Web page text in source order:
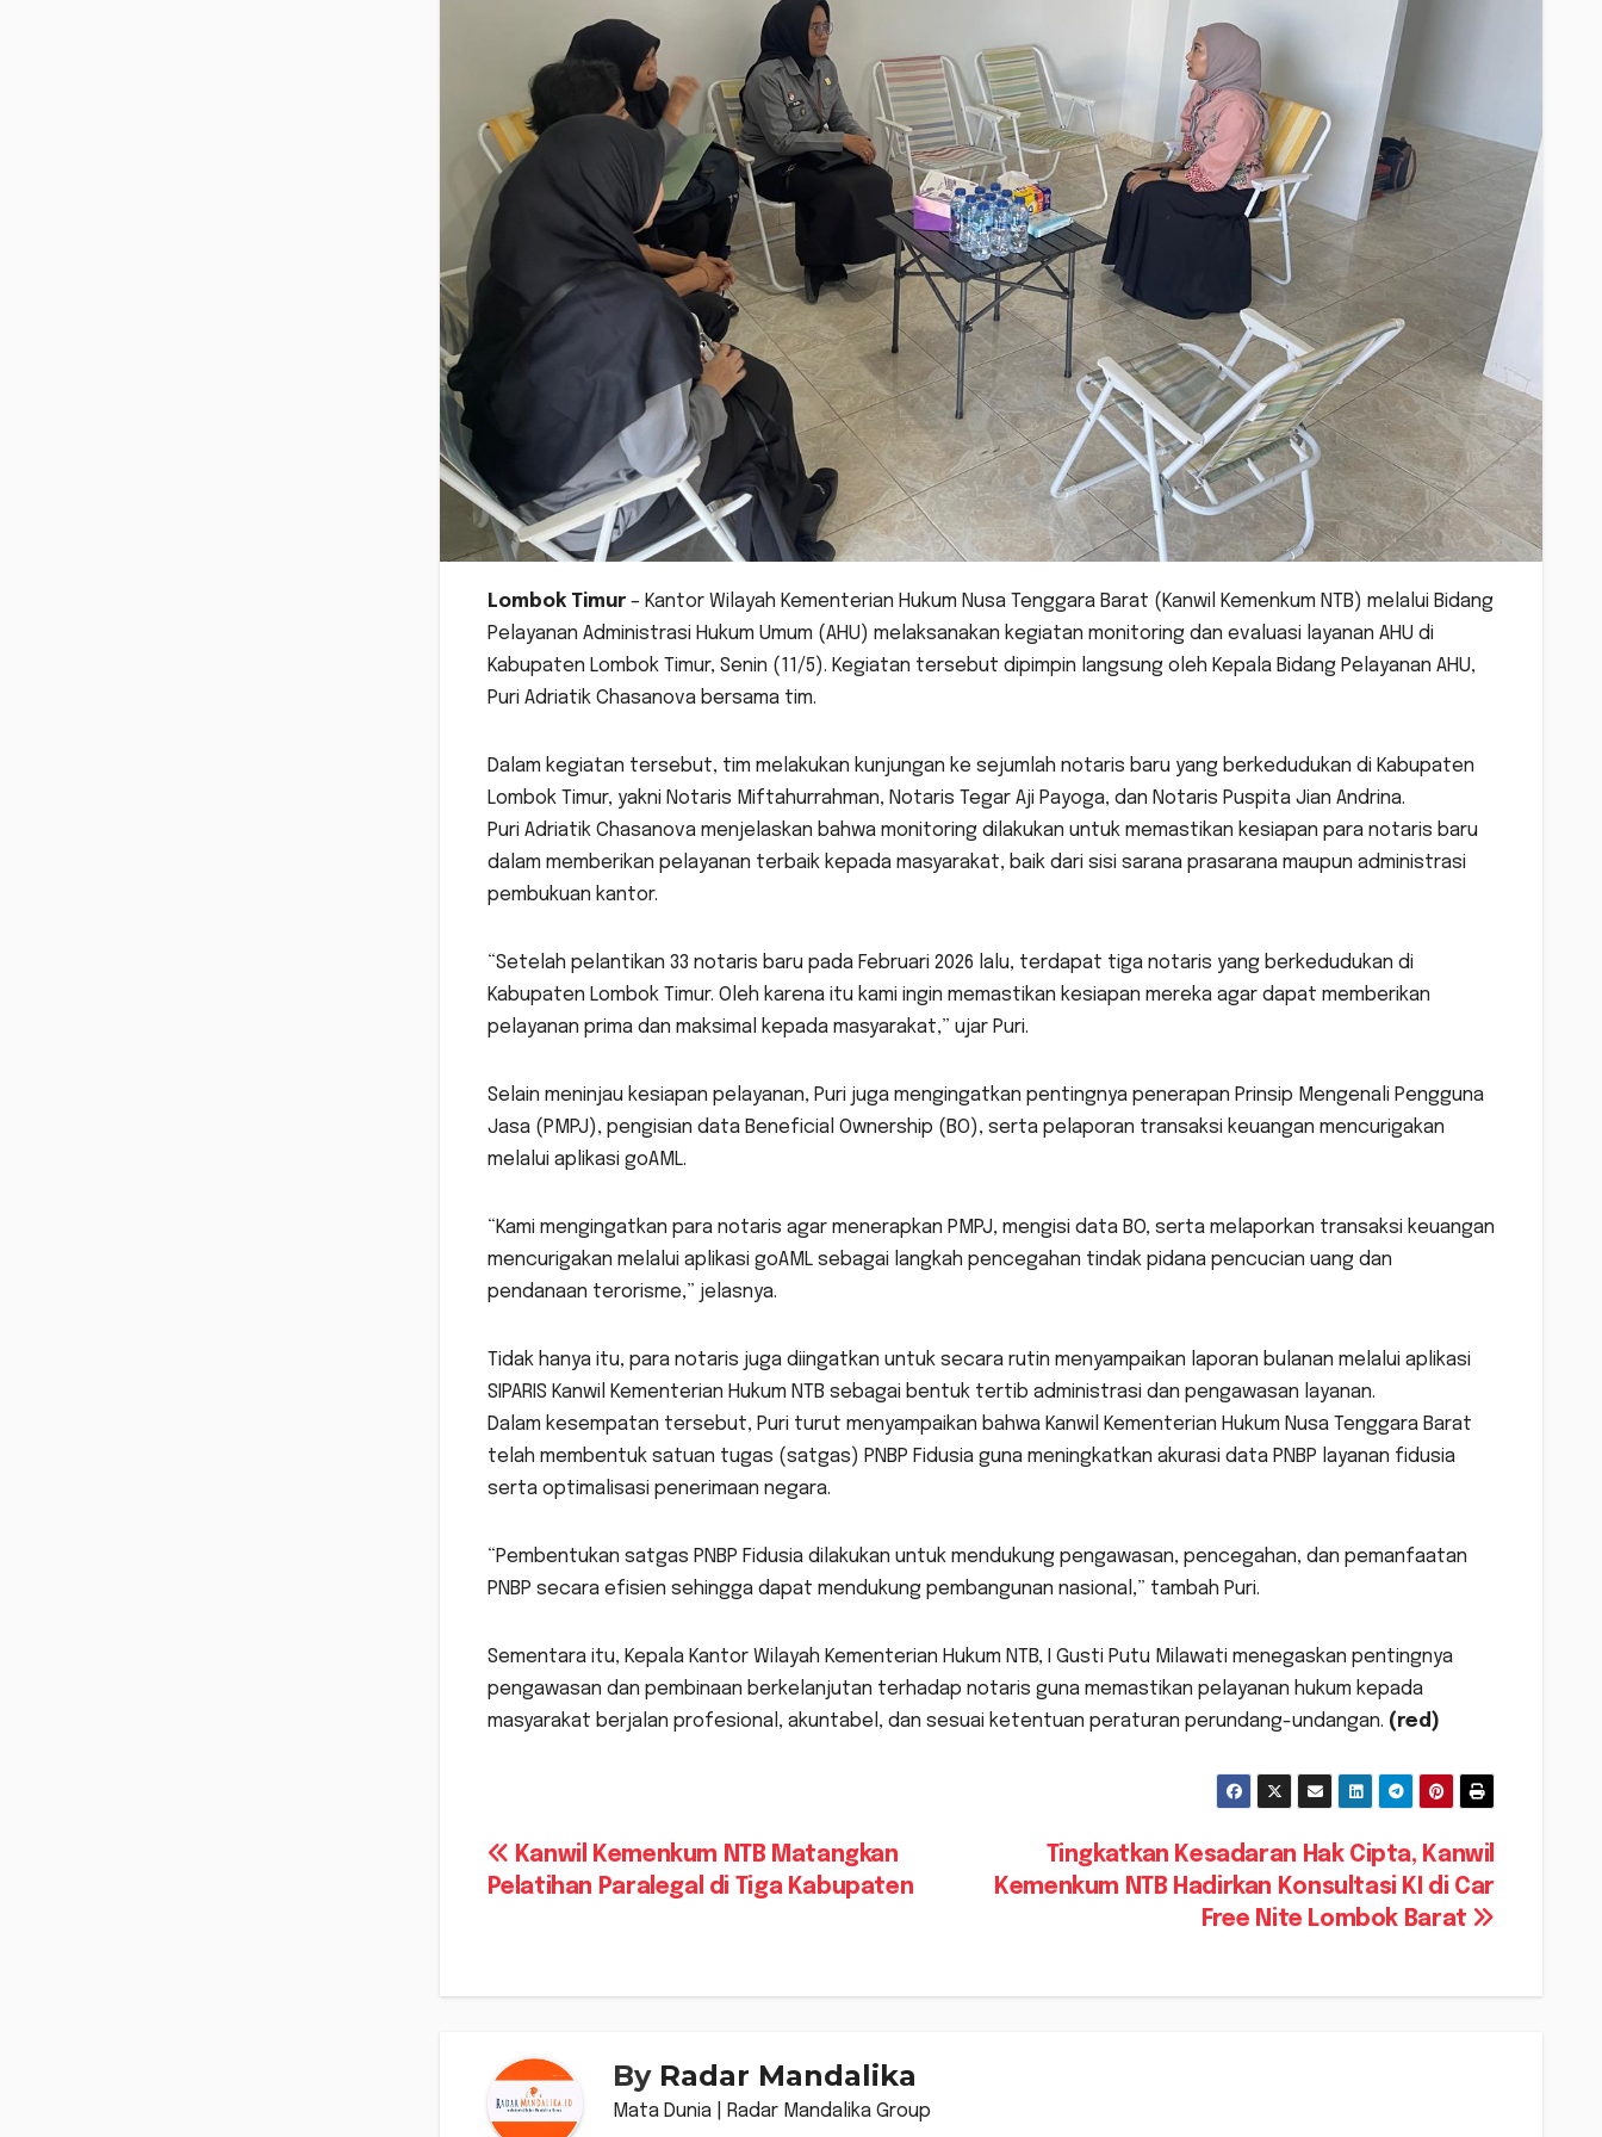
Lombok Timur– Kantor Wilayah Kementerian Hukum Nusa Tenggara Barat (Kanwil Kemenkum NTB) melalui Bidang
Pelayanan Administrasi Hukum Umum (AHU) melaksanakan kegiatan monitoring dan evaluasi layanan AHU di
Kabupaten Lombok Timur, Senin (11/5). Kegiatan tersebut dipimpin langsung oleh Kepala Bidang Pelayanan AHU,
Puri Adriatik Chasanova bersama tim.
Dalam kegiatan tersebut, tim melakukan kunjungan ke sejumlah notaris baru yang berkedudukan di Kabupaten
Lombok Timur, yakni Notaris Miftahurrahman, Notaris Tegar Aji Payoga, dan Notaris Puspita Jian Andrina.
Puri Adriatik Chasanova menjelaskan bahwa monitoring dilakukan untuk memastikan kesiapan para notaris baru
dalam memberikan pelayanan terbaik kepada masyarakat, baik dari sisi sarana prasarana maupun administrasi
pembukuan kantor.
“Setelah pelantikan 33 notaris baru pada Februari 2026 lalu, terdapat tiga notaris yang berkedudukan di
Kabupaten Lombok Timur. Oleh karena itu kami ingin memastikan kesiapan mereka agar dapat memberikan
pelayanan prima dan maksimal kepada masyarakat,” ujar Puri.
Selain meninjau kesiapan pelayanan, Puri juga mengingatkan pentingnya penerapan Prinsip Mengenali Pengguna
Jasa (PMPJ), pengisian data Beneficial Ownership (BO), serta pelaporan transaksi keuangan mencurigakan
melalui aplikasi goAML.
“Kami mengingatkan para notaris agar menerapkan PMPJ, mengisi data BO, serta melaporkan transaksi keuangan
mencurigakan melalui aplikasi goAML sebagai langkah pencegahan tindak pidana pencucian uang dan
pendanaan terorisme,” jelasnya.
Tidak hanya itu, para notaris juga diingatkan untuk secara rutin menyampaikan laporan bulanan melalui aplikasi
SIPARIS Kanwil Kementerian Hukum NTB sebagai bentuk tertib administrasi dan pengawasan layanan.
Dalam kesempatan tersebut, Puri turut menyampaikan bahwa Kanwil Kementerian Hukum Nusa Tenggara Barat
telah membentuk satuan tugas (satgas) PNBP Fidusia guna meningkatkan akurasi data PNBP layanan fidusia
serta optimalisasi penerimaan negara.
“Pembentukan satgas PNBP Fidusia dilakukan untuk mendukung pengawasan, pencegahan, dan pemanfaatan
PNBP secara efisien sehingga dapat mendukung pembangunan nasional,” tambah Puri.
Sementara itu, Kepala Kantor Wilayah Kementerian Hukum NTB, I Gusti Putu Milawati menegaskan pentingnya
pengawasan dan pembinaan berkelanjutan terhadap notaris guna memastikan pelayanan hukum kepada
masyarakat berjalan profesional, akuntabel, dan sesuai ketentuan peraturan perundang-undangan. (red)
Navigasi
Tingkatkan Kesadaran Hak Cipta, Kanwil
Kemenkum NTB Hadirkan Konsultasi KI di Car
Free Nite Lombok Barat
Kanwil Kemenkum NTB Matangkan
Pelatihan Paralegal di Tiga Kabupaten
By Radar Mandalika
Mata Dunia | Radar Mandalika Group